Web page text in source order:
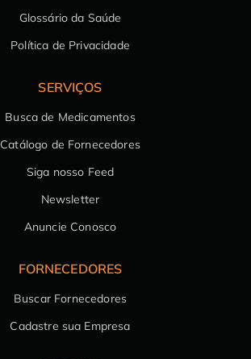
Glossário da Saúde
Política de Privacidade
SERVIÇOS
Busca de Medicamentos
Catálogo de Fornecedores
Siga nosso Feed
Newsletter
Anuncie Conosco
FORNECEDORES
Buscar Fornecedores
Cadastre sua Empresa